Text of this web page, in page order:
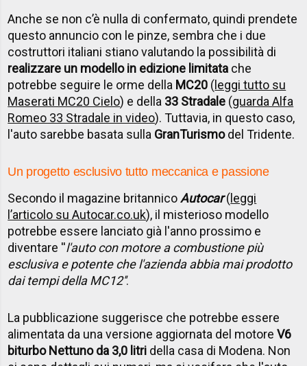
Anche se non c’è nulla di confermato, quindi prendete
questo annuncio con le pinze, sembra che i due
costruttori italiani stiano valutando la possibilità di
realizzare un modello in edizione limitata che
potrebbe seguire le orme della MC20 (leggi tutto su
Maserati MC20 Cielo) e della 33 Stradale (guarda Alfa
Romeo 33 Stradale in video). Tuttavia, in questo caso,
l'auto sarebbe basata sulla GranTurismodel Tridente.
Un progetto esclusivo tutto meccanica e passione
Secondo il magazine britannicoAutocar(leggi
l’articolo su Autocar.co.uk), il misterioso modello
potrebbe essere lanciato già l'anno prossimo e
diventare ''l'auto con motore a combustione più
esclusiva e potente che l'azienda abbia mai prodotto
dai tempi della MC12''.
La pubblicazione suggerisce che potrebbe essere
alimentata da una versione aggiornata del motoreV6
biturbo Nettuno da 3,0 litri della casa di Modena. Non